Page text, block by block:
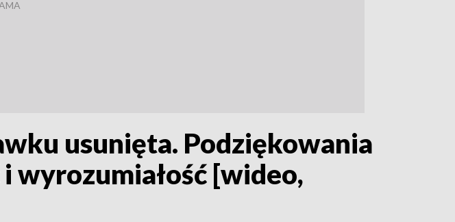
usunięta. Podziękowania
wyrozumiałość [wideo,